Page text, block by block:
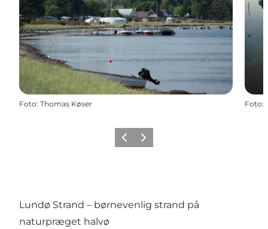
Foto: Thomas Køser Foto:
Forrige billede
Næste billede
Lundø Strand – børnevenlig strand på
naturpræget halvø